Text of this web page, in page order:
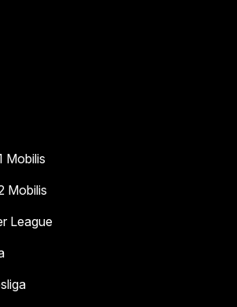
Mobilis
Mobilis
League